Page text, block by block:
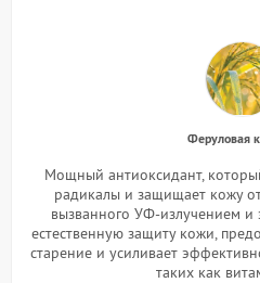
Феруловая
Мощный антиоксидант,
радикалы и защищает кожу
вызванного УФ-излучением и
естественную защиту кожи,
старение и усиливает
таких как